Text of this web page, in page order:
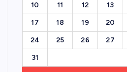
10 11 12 13
17 18 19 20
24 25 26 27
31